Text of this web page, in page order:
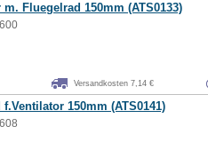
m. Fluegelrad 150mm (ATS0133)
Versandkosten 7,14 €
150mm (ATS0141)